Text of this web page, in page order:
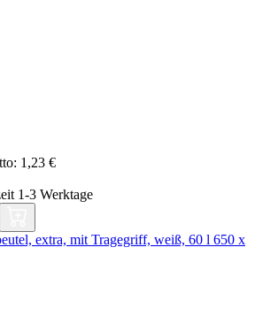
1,23 €
1-3 Werktage
extra, mit Tragegriff, weiß, 60 l 650 x